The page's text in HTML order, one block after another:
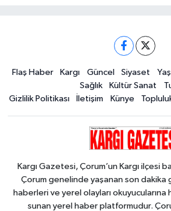
Flaş Haber Kargı Güncel Siyaset
Sağlık
Kültür Sanat
Gizlilik Politikası
İletişim Künye
Kargı Gazetesi, Çorum’un Kargı ilçesi
Çorum genelinde yaşanan son dakika
haberleri ve yerel olayları okuyucularına
sunan yerel haber platformudur.